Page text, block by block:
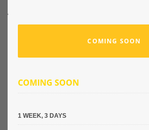
COMING SOON
COMING SOON
1 WEEK, 3 DAYS